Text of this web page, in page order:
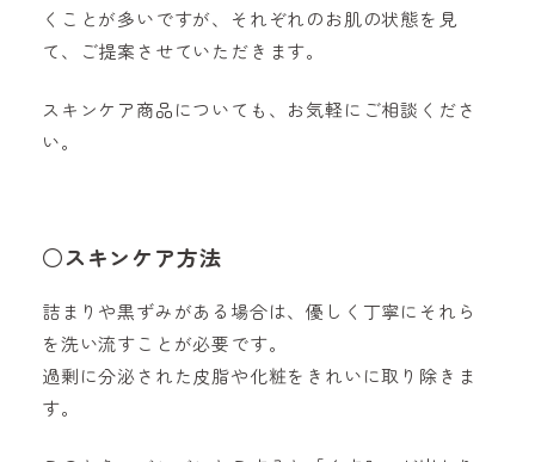
くことが多いですが、それぞれのお肌の状態を見
て、ご提案させていただきます。
スキンケア商品についても、お気軽にご相談くださ
い。
○スキンケア方法
詰まりや黒ずみがある場合は、優しく丁寧にそれら
を洗い流すことが必要です。
過剰に分泌された皮脂や化粧をきれいに取り除きま
す。